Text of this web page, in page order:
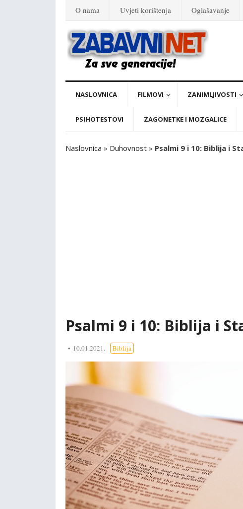
O nama Uvjeti korištenja Oglašavanje
NASLOVNICA FILMOVI ZANIMLJIVOSTI
PSIHOTESTOVI ZAGONETKE I MOZGALICE
Naslovnica » Duhovnost » Psalmi 9 i 10: Biblija i
Psalmi 9 i 10: Biblija i
10.01.2021. Biblija